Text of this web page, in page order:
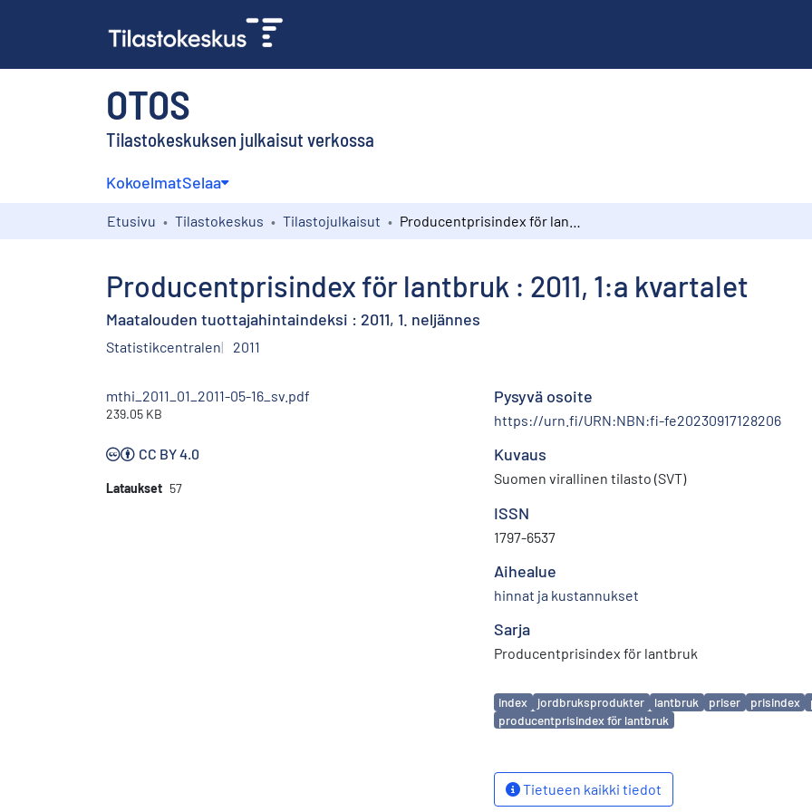
OTOS
Tilastokeskuksen julkaisut verkossa
KokoelmatSelaa
Etusivu Tilastokeskus Tilastojulkaisut
Producentprisindex för lantbruk : 2011, 1:a kvartalet
Maatalouden tuottajahintaindeksi : 2011, 1. neljännes
Statistikcentralen 2011
mthi_2011_01_2011-05-16_sv.pdf
239.05 KB
CC BY 4.0
Lataukset 57
Pysyvä osoite
https://urn.fi/URN:NBN:fi-fe20230917128206
Kuvaus
Suomen virallinen tilasto (SVT)
ISSN
1797-6537
Aihealue
hinnat ja kustannukset
Sarja
Producentprisindex för lantbruk
Avainsanat
index jordbruksprodukter lantbruk priser prisindex
producentprisindex för lantbruk
Tietueen kaikki tiedot